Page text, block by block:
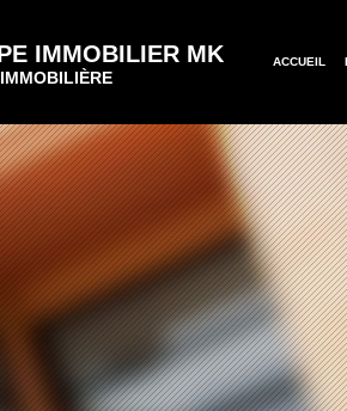
IMMOBILIER MK ACCUEIL